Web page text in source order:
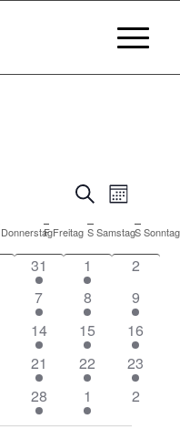
Suche
und
SucheMonat
Donnerstag
FFreitag SSamstagSSonntag
31 1
2
7 8
9
14 15
16
21 22
23
28 1 2